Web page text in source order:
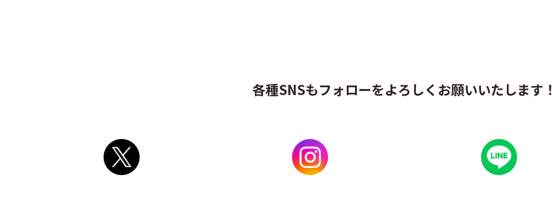
各種SNSもフォローをよろしくお願いいたします！